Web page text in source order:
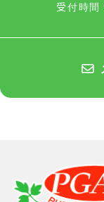
受付時